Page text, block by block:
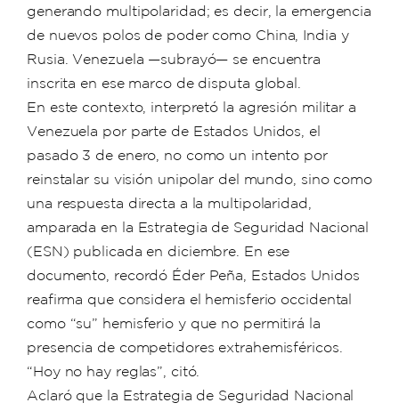
generando multipolaridad; es decir, la emergencia
de nuevos polos de poder como China, India y
Rusia. Venezuela —subrayó— se encuentra
inscrita en ese marco de disputa global.
En este contexto, interpretó la agresión militar a
Venezuela por parte de Estados Unidos, el
pasado 3 de enero, no como un intento por
reinstalar su visión unipolar del mundo, sino como
una respuesta directa a la multipolaridad,
amparada en la Estrategia de Seguridad Nacional
(ESN) publicada en diciembre. En ese
documento, recordó Éder Peña, Estados Unidos
reafirma que considera el hemisferio occidental
como “su” hemisferio y que no permitirá la
presencia de competidores extrahemisféricos.
“Hoy no hay reglas”, citó.
Aclaró que la Estrategia de Seguridad Nacional